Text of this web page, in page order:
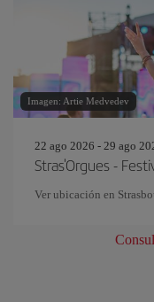
Imagen: Artie Medvedev
22 ago 2026 - 29 ago
Stras'Orgues -
Ver ubicación en